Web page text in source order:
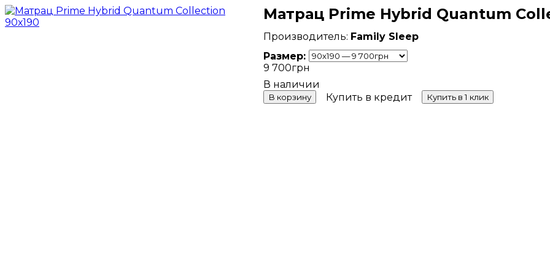
Матрац Prime Hybrid Quantum
Family Sleep
Размер:
9 700грн
В корзину Купить в кредит Купить в 1 клик